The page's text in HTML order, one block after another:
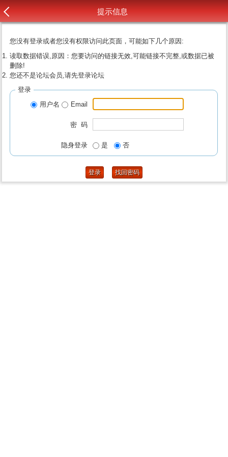
提示信息
您没有登录或者您没有权限访问此页面，可能如下几个原因:
读取数据错误,原因：您要访问的链接无效,可能链接不完整,或数据已被
删除!
您还不是论坛会员,请先登录论坛
登录
用户名
Email
密 码
隐身登录 是 否